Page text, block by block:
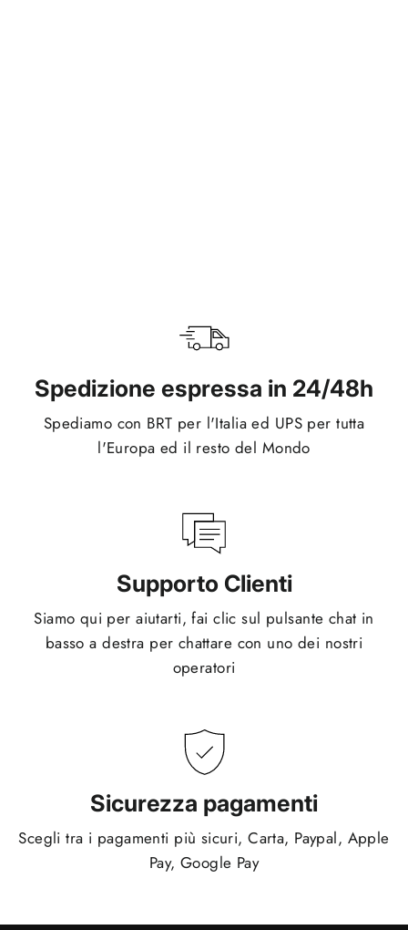
Spedizione espressa in 24/48h
Spediamo con BRT per l'Italia ed UPS per tutta
l'Europa ed il resto del Mondo
Supporto Clienti
Siamo qui per aiutarti, fai clic sul pulsante chat in
basso a destra per chattare con uno dei nostri
operatori
Sicurezza pagamenti
Scegli tra i pagamenti più sicuri, Carta, Paypal, Apple
Pay, Google Pay